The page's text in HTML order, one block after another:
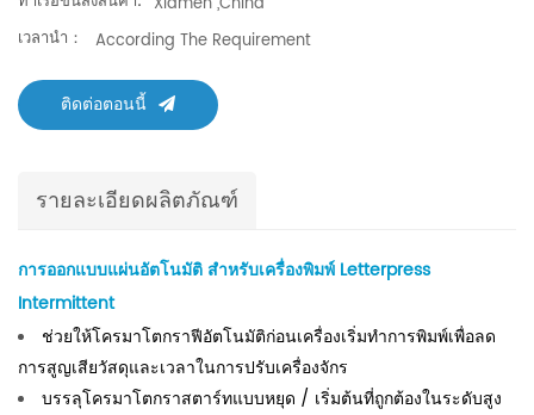
เวลานำ：
According The Requirement
ติดต่อตอนนี้
รายละเอียดผลิตภัณฑ์
การออกแบบแผ่นอัตโนมัติ สำหรับเครื่องพิมพ์ Letterpress
Intermittent
ช่วยให้โครมาโตกราฟีอัตโนมัติก่อนเครื่องเริ่มทำการพิมพ์เพื่อลด
การสูญเสียวัสดุและเวลาในการปรับเครื่องจักร
บรรลุโครมาโตกราสตาร์ทแบบหยุด / เริ่มต้นที่ถูกต้องในระดับสูง